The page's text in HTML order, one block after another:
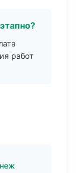
работ